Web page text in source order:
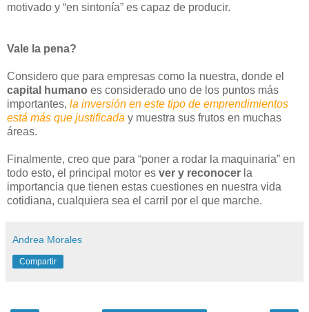
motivado y “en sintonía” es capaz de producir.
Vale la pena?
Considero que para empresas como la nuestra, donde el
capital humano es considerado uno de los puntos más
importantes, la inversión en este tipo de emprendimientos
está más que justificada y muestra sus frutos en muchas
áreas.
Finalmente, creo que para “poner a rodar la maquinaria” en
todo esto, el principal motor es ver y reconocer la
importancia que tienen estas cuestiones en nuestra vida
cotidiana, cualquiera sea el carril por el que marche.
Andrea Morales
Compartir